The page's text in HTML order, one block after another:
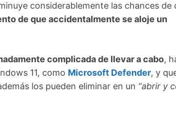
considerablemente las chances de
de que accidentalmente se aloje un
complicada de llevar a cabo,
11, como Microsoft Defender, y
los pueden eliminar en un “abrir y